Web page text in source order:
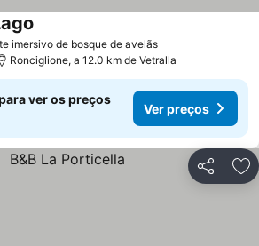
imersivo de bosque de avelãs
Ronciglione, a 12.0 km de Vetralla
ver os preços
Ver preços
Partilhar